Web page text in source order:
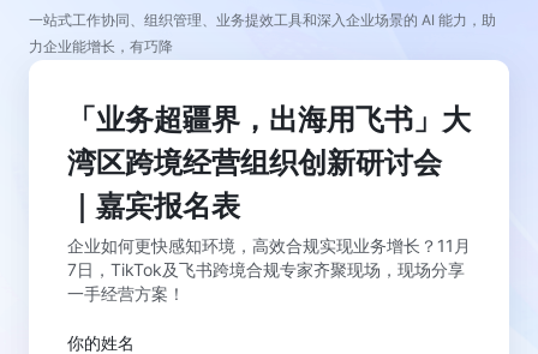
一站式工作协同、组织管理、业务提效工具和深入企业场景的 AI 能力，助
力企业能增长，有巧降
「业务超疆界，出海用飞书」大
湾区跨境经营组织创新研讨会
｜嘉宾报名表
企业如何更快感知环境，高效合规实现业务增长？11月
7日，TikTok及飞书跨境合规专家齐聚现场，现场分享
一手经营方案！
你的姓名